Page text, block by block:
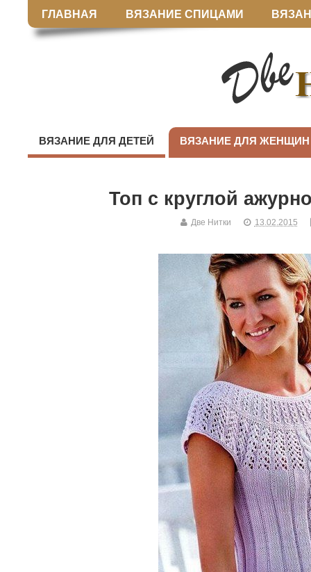
ГЛАВНАЯ ВЯЗАНИЕ СПИЦАМИ
ВЯЗАНИЕ ДЛЯ ДЕТЕЙ ВЯЗАНИЕ ДЛЯ ЖЕНЩИН
Топ с круглой
Две Нитки 13.02.2015